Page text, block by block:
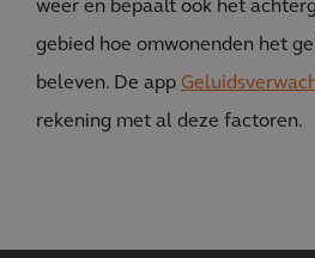
weer en bepaalt ook het
gebied hoe omwonenden het
beleven. De app
rekening met al deze factoren.